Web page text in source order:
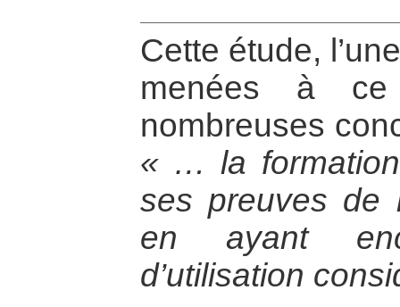
Cette étude,
menées à
nombreuses
« … la
ses preuves de
en ayant
d’utilisation